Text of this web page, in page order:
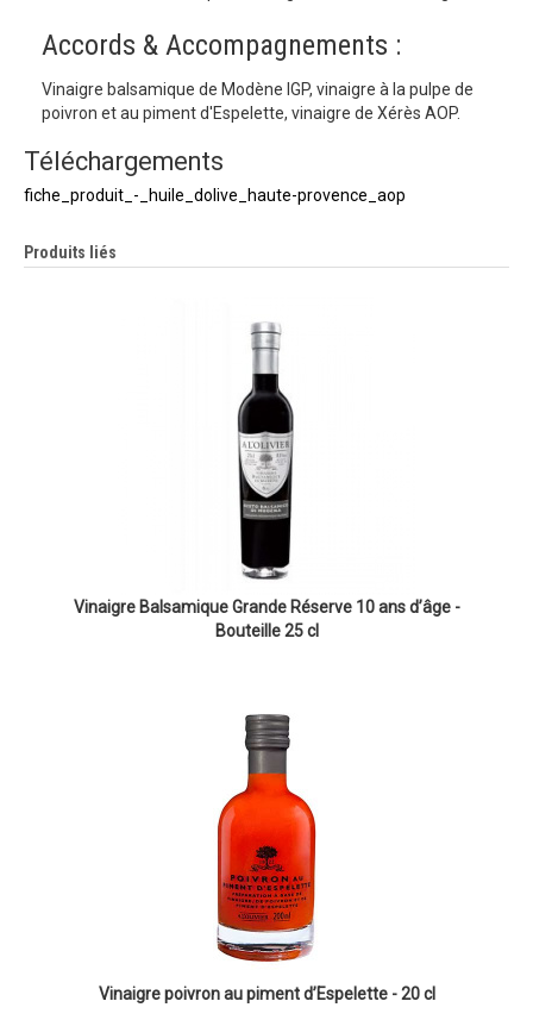
Accords & Accompagnements :
Vinaigre balsamique de Modène IGP, vinaigre à la pulpe de
poivron et au piment d'Espelette, vinaigre de Xérès AOP.
Téléchargements
fiche_produit_-_huile_dolive_haute-provence_aop
Produits liés
Vinaigre Balsamique Grande Réserve 10 ans d’âge -
Bouteille 25 cl
Vinaigre poivron au piment d’Espelette - 20 cl